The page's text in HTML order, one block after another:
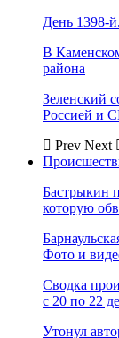
День 1398-
В
района
Зеленский
Россией и
Prev Next
Бастрыкин
которую
Фото и
Сводка
с 20 по 22
Утонул